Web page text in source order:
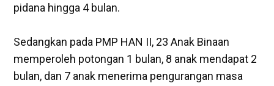
pidana hingga 4 bulan.
‎Sedangkan pada PMP HAN II, 23 Anak Binaan
memperoleh potongan 1 bulan, 8 anak mendapat 2
bulan, dan 7 anak menerima pengurangan masa